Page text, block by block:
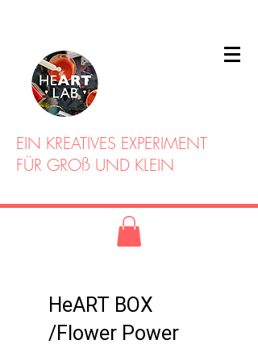
EIN KREATIVES EXPERIMENT
FÜR GROß UND KLEIN
HeART BOX
/Flower Power